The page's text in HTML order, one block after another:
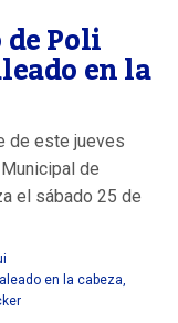
Poli
en la
de este jueves
de
el sábado 25 de
en la cabeza,